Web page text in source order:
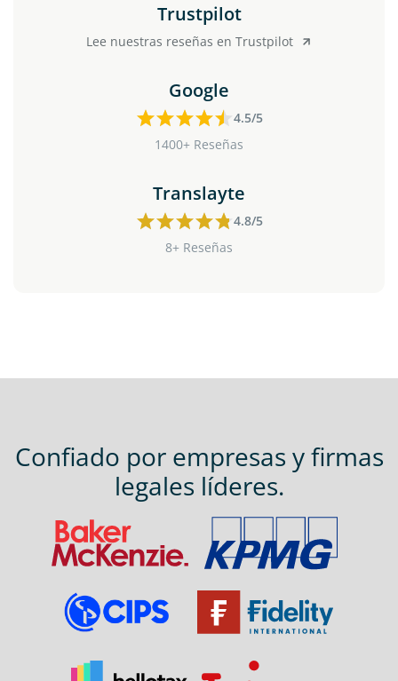
Trustpilot
Lee nuestras reseñas en Trustpilot
Google
4.5/5
1400+ Reseñas
Translayte
4.8/5
8+ Reseñas
Confiado por empresas y firmas
legales líderes.